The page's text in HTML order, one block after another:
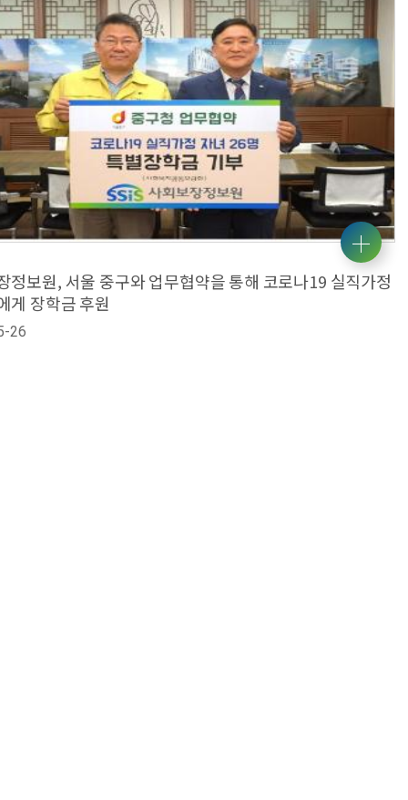
정보원, 서울 중구와 업무협약을 통해 코로나19 실직가정
게 장학금 후원
26